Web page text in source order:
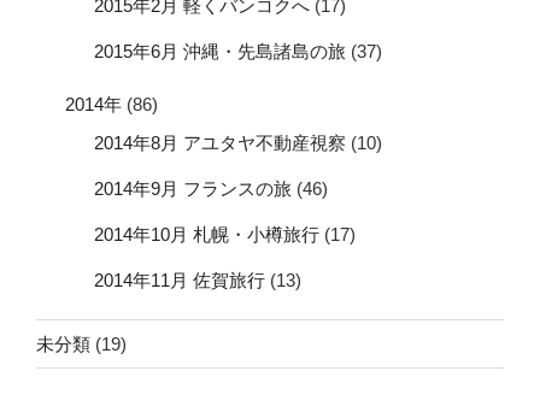
2015年2月 軽くバンコクへ (17)
2015年6月 沖縄・先島諸島の旅 (37)
2014年 (86)
2014年8月 アユタヤ不動産視察 (10)
2014年9月 フランスの旅 (46)
2014年10月 札幌・小樽旅行 (17)
2014年11月 佐賀旅行 (13)
未分類 (19)